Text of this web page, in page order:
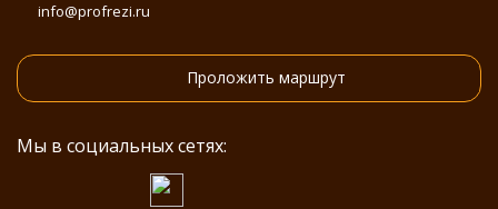
info@profrezi.ru
Проложить маршрут
Мы в социальных сетях: